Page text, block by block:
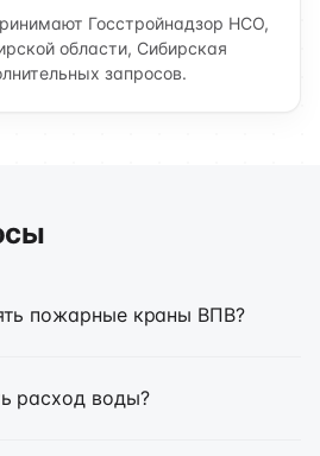
Госстройнадзор НСО,
области, Сибирская
запросов.
пожарные краны ВПВ?
расход воды?